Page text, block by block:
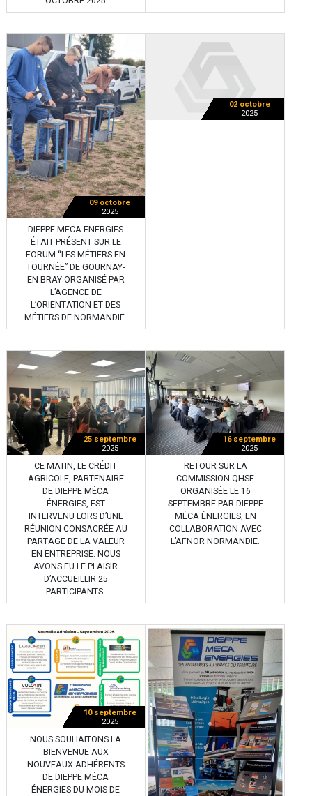
09 octobre
2025
DIEPPE MECA ENERGIES
ÉTAIT PRÉSENT SUR LE
FORUM “LES MÉTIERS EN
TOURNÉE” DE GOURNAY-
EN-BRAY ORGANISÉ PAR
L’AGENCE DE
L’ORIENTATION ET DES
MÉTIERS DE NORMANDIE.
02 octobre
2025
25 septembre
2025
CE MATIN, LE CRÉDIT
AGRICOLE, PARTENAIRE
DE DIEPPE MÉCA
ÉNERGIES, EST
INTERVENU LORS D’UNE
RÉUNION CONSACRÉE AU
PARTAGE DE LA VALEUR
EN ENTREPRISE. NOUS
AVONS EU LE PLAISIR
D’ACCUEILLIR 25
PARTICIPANTS.
16 septembre
2025
RETOUR SUR LA
COMMISSION QHSE
ORGANISÉE LE 16
SEPTEMBRE PAR DIEPPE
MÉCA ÉNERGIES, EN
COLLABORATION AVEC
L’AFNOR NORMANDIE.
10 septembre
2025
NOUS SOUHAITONS LA
BIENVENUE AUX
NOUVEAUX ADHÉRENTS
DE DIEPPE MÉCA
ÉNERGIES DU MOIS DE